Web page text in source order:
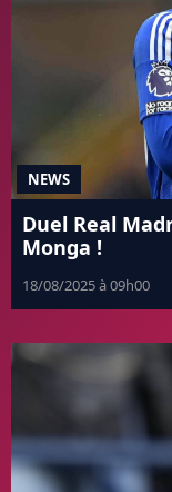
NEWS
Duel Real
Monga !
18/08/2025 à 09h00